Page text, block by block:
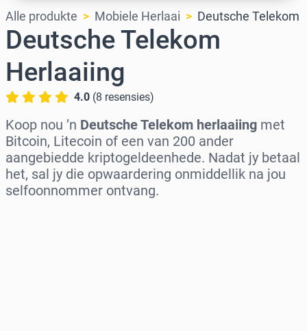
Alle produkte Mobiele Herlaai Deutsche Telekom
Deutsche Telekom
Herlaaiing
4.0 (8 resensies)
Koop nou ’n Deutsche Telekom herlaaiing met
Bitcoin, Litecoin of een van 200 ander
aangebiedde kriptogeldeenhede. Nadat jy betaal
het, sal jy die opwaardering onmiddellik na jou
selfoonnommer ontvang.